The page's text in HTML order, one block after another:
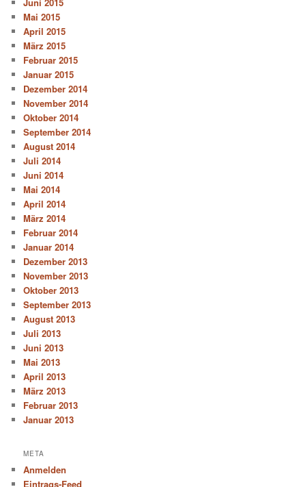
Mai 2015
April 2015
März 2015
Februar 2015
Januar 2015
Dezember 2014
November 2014
Oktober 2014
September 2014
August 2014
Juli 2014
Juni 2014
Mai 2014
April 2014
März 2014
Februar 2014
Januar 2014
Dezember 2013
November 2013
Oktober 2013
September 2013
August 2013
Juli 2013
Juni 2013
Mai 2013
April 2013
März 2013
Februar 2013
Januar 2013
META
Anmelden
Eintrags-Feed